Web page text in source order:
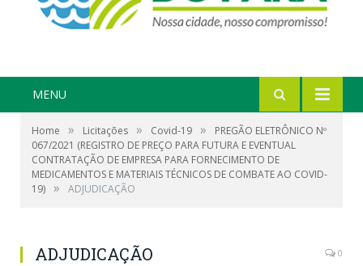
MENU
Home » Licitações » Covid-19 »
PREGÃO ELETRÔNICO Nº
067/2021 (REGISTRO DE PREÇO PARA FUTURA E EVENTUAL
CONTRATAÇÃO DE EMPRESA PARA FORNECIMENTO DE
MEDICAMENTOS E MATERIAIS TÉCNICOS DE COMBATE AO COVID-
19) » ADJUDICAÇÃO
ADJUDICAÇÃO 0